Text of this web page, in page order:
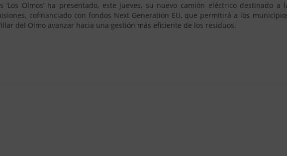
‘Los Olmos’ ha presentado, este jueves, su nuevo camión eléctrico destinado a
cofinanciado con fondos Next Generation EU, que permitirá a los
del Olmo avanzar hacia una gestión más eficiente de los residuos.